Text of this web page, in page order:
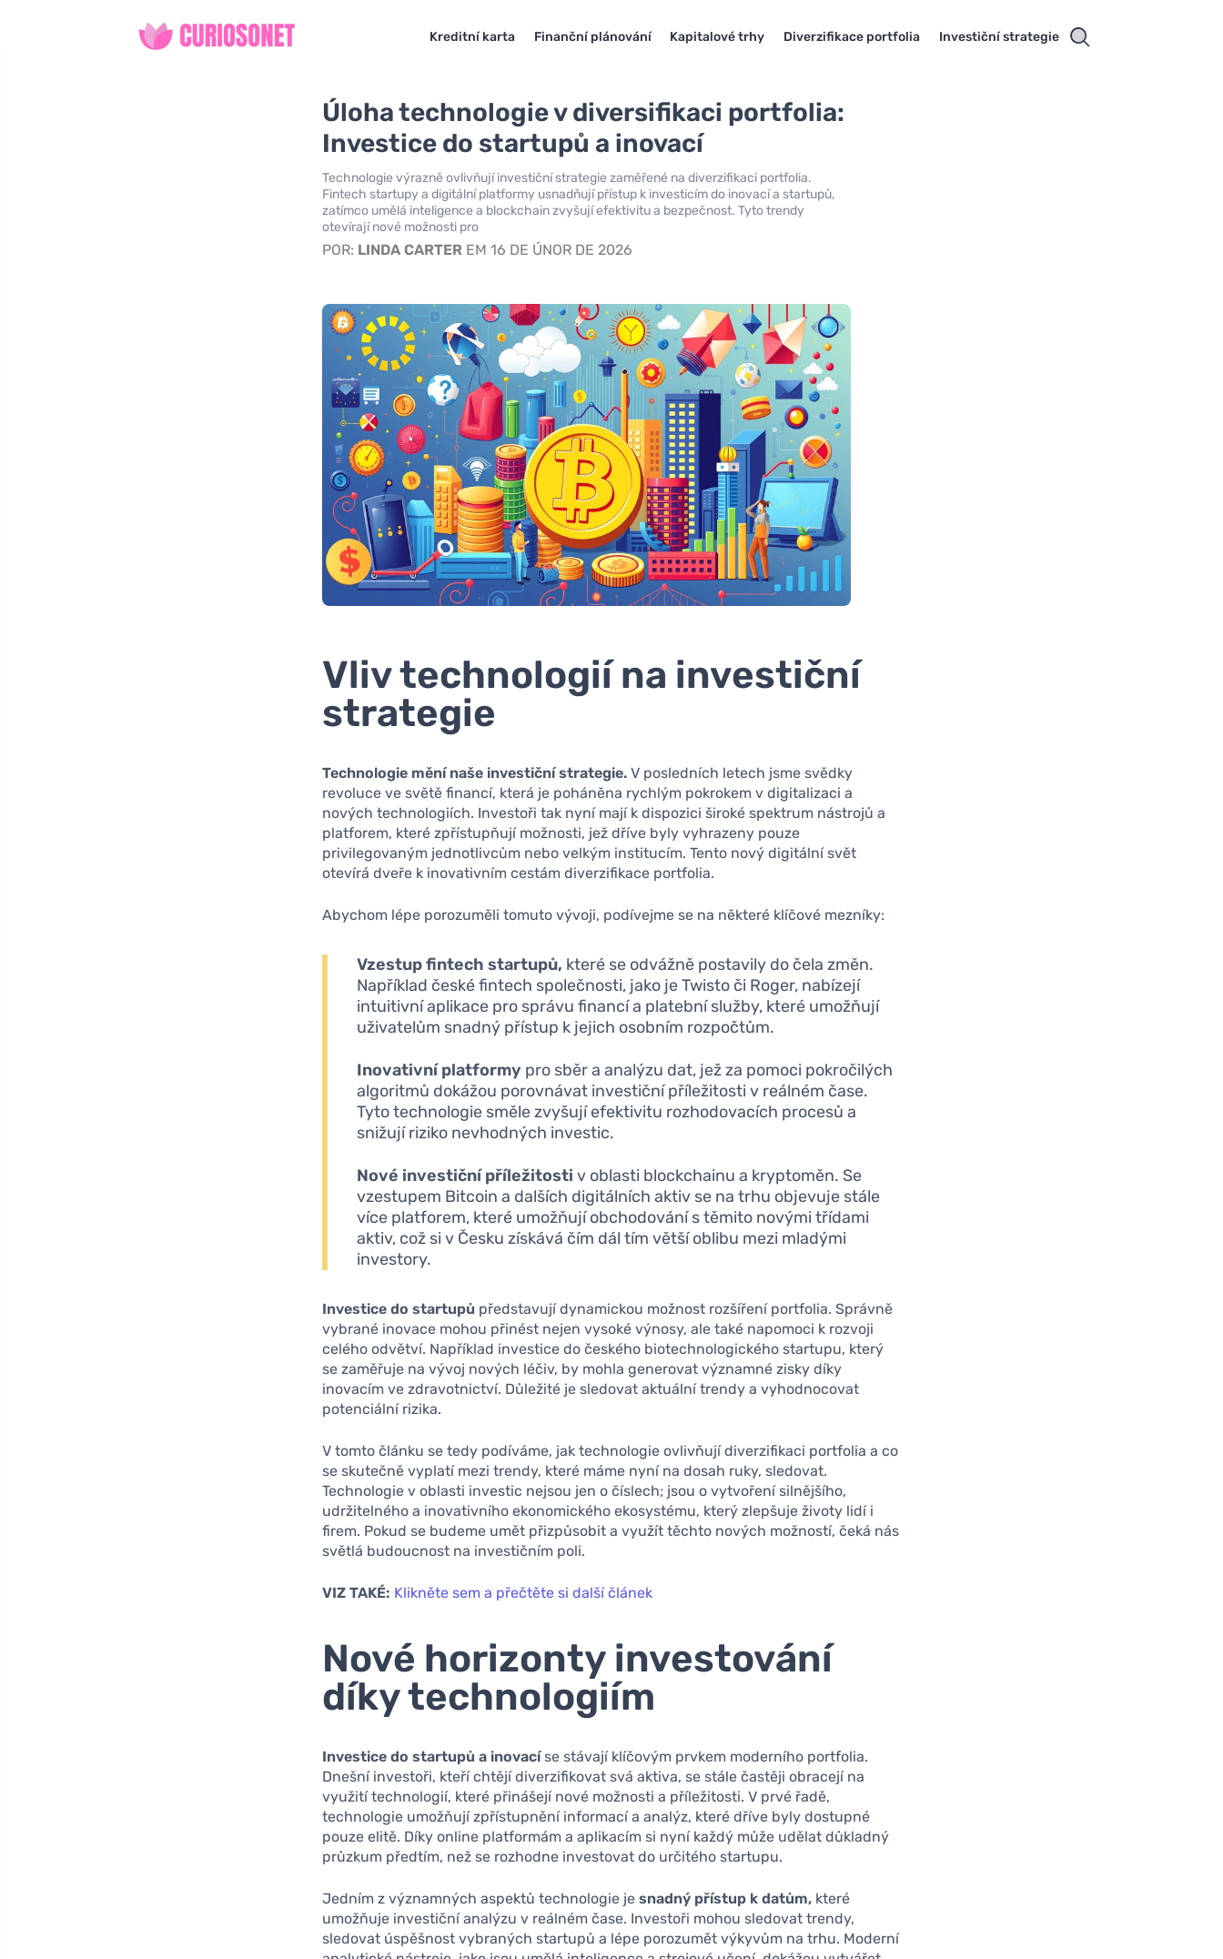
Kreditní karta Finanční plánování Kapitalové trhy Diverzifikace portfolia Investiční strategie
Úloha technologie v diversifikaci portfolia:
Investice do startupů a inovací
Technologie výrazně ovlivňují investiční strategie zaměřené na diverzifikaci portfolia.
Fintech startupy a digitální platformy usnadňují přístup k investicím do inovací a startupů,
zatímco umělá inteligence a blockchain zvyšují efektivitu a bezpečnost. Tyto trendy
otevírají nové možnosti pro
POR: LINDA CARTER EM 16 DE ÚNOR DE 2026
Vliv technologií na investiční
strategie
Technologie mění naše investiční strategie. V posledních letech jsme svědky
revoluce ve světě financí, která je poháněna rychlým pokrokem v digitalizaci a
nových technologiích. Investoři tak nyní mají k dispozici široké spektrum nástrojů a
platforem, které zpřístupňují možnosti, jež dříve byly vyhrazeny pouze
privilegovaným jednotlivcům nebo velkým institucím. Tento nový digitální svět
otevírá dveře k inovativním cestám diverzifikace portfolia.
Abychom lépe porozuměli tomuto vývoji, podívejme se na některé klíčové mezníky:
Vzestup fintech startupů, které se odvážně postavily do čela změn.
Například české fintech společnosti, jako je Twisto či Roger, nabízejí
intuitivní aplikace pro správu financí a platební služby, které umožňují
uživatelům snadný přístup k jejich osobním rozpočtům.
Inovativní platformy pro sběr a analýzu dat, jež za pomoci pokročilých
algoritmů dokážou porovnávat investiční příležitosti v reálném čase.
Tyto technologie směle zvyšují efektivitu rozhodovacích procesů a
snižují riziko nevhodných investic.
Nové investiční příležitosti v oblasti blockchainu a kryptoměn. Se
vzestupem Bitcoin a dalších digitálních aktiv se na trhu objevuje stále
více platforem, které umožňují obchodování s těmito novými třídami
aktiv, což si v Česku získává čím dál tím větší oblibu mezi mladými
investory.
Investice do startupů představují dynamickou možnost rozšíření portfolia. Správně
vybrané inovace mohou přinést nejen vysoké výnosy, ale také napomoci k rozvoji
celého odvětví. Například investice do českého biotechnologického startupu, který
se zaměřuje na vývoj nových léčiv, by mohla generovat významné zisky díky
inovacím ve zdravotnictví. Důležité je sledovat aktuální trendy a vyhodnocovat
potenciální rizika.
V tomto článku se tedy podíváme, jak technologie ovlivňují diverzifikaci portfolia a co
se skutečně vyplatí mezi trendy, které máme nyní na dosah ruky, sledovat.
Technologie v oblasti investic nejsou jen o číslech; jsou o vytvoření silnějšího,
udržitelného a inovativního ekonomického ekosystému, který zlepšuje životy lidí i
firem. Pokud se budeme umět přizpůsobit a využít těchto nových možností, čeká nás
světlá budoucnost na investičním poli.
VIZ TAKÉ: Klikněte sem a přečtěte si další článek
Nové horizonty investování
díky technologiím
Investice do startupů a inovacíse stávají klíčovým prvkem moderního portfolia.
Dnešní investoři, kteří chtějí diverzifikovat svá aktiva, se stále častěji obracejí na
využití technologií, které přinášejí nové možnosti a příležitosti. V prvé řadě,
technologie umožňují zpřístupnění informací a analýz, které dříve byly dostupné
pouze elitě. Díky online platformám a aplikacím si nyní každý může udělat důkladný
průzkum předtím, než se rozhodne investovat do určitého startupu.
Jedním z významných aspektů technologie jesnadný přístup k datům, které
umožňuje investiční analýzu v reálném čase. Investoři mohou sledovat trendy,
sledovat úspěšnost vybraných startupů a lépe porozumět výkyvům na trhu. Moderní